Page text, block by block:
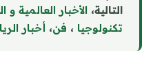
التالية، الأخبار العالمية و
تكنولوجيا ، فن، أخبار